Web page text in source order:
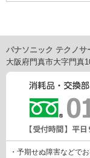
パナソニック テクノサ
大阪府門真市大字門真
・予期せぬ障害などで